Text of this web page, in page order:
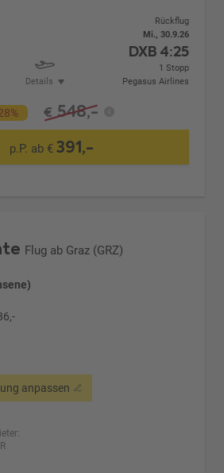
Details
Rückflug
Mi., 30.9.26
DXB 4:25
1 Stopp
Pegasus Airlines
€ 548,-
p.P. ab €391,-
Flug ab Graz (GRZ)
anpassen